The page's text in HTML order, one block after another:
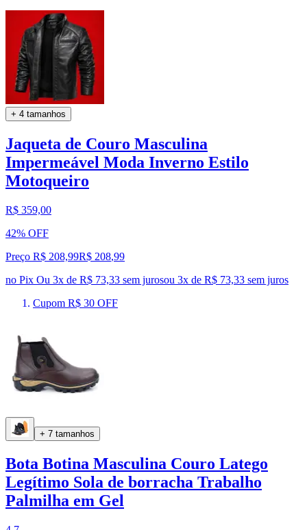
+ 4 tamanhos
Jaqueta de Couro Masculina
Impermeável Moda Inverno Estilo
Motoqueiro
R$ 359,00
42% OFF
Preço R$ 208,99R$ 208,99
no Pix Ou 3x de R$ 73,33 sem jurosou 3x de R$ 73,33 sem juros
Cupom R$ 30 OFF
+ 7 tamanhos
Bota Botina Masculina Couro Latego
Legítimo Sola de borracha Trabalho
Palmilha em Gel